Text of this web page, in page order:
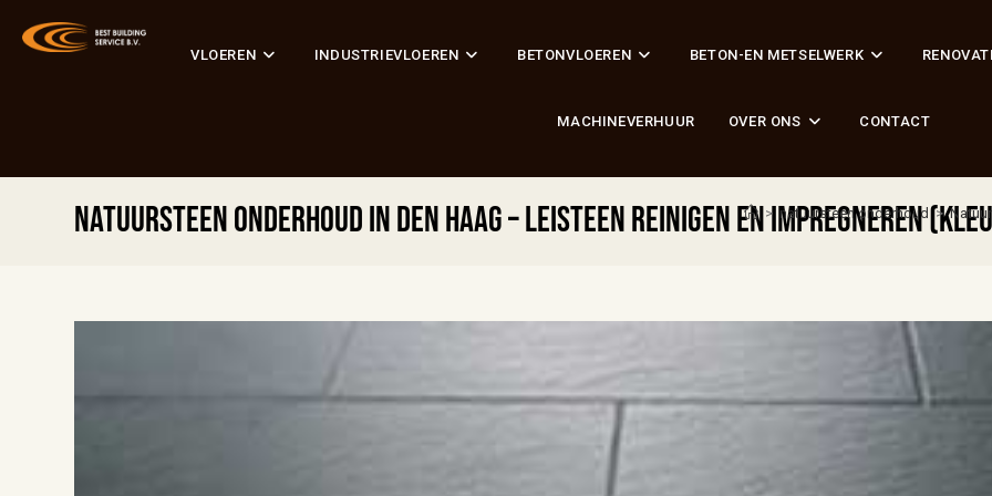
VLOEREN INDUSTRIEVLOEREN BETONVLOEREN BETON-EN METSELWERK
MACHINEVERHUUR OVER ONS CONTACT
Natuursteen onderhoud in Den Haag – leisteen reinigen en impregneren
> natuursteen onderhoud >